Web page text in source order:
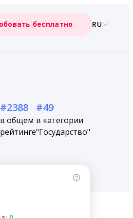
бесплатно RU
#2388
в общем
рейтинге
#49
в категории
"Государство"